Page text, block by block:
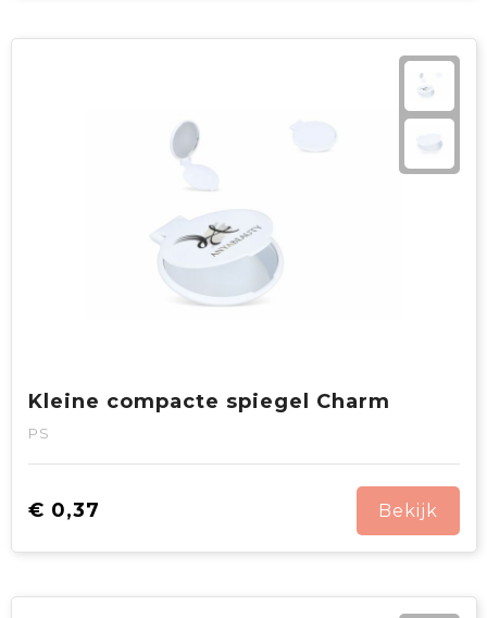
Kleine compacte spiegel Charm
PS
€ 0,37 Bekijk